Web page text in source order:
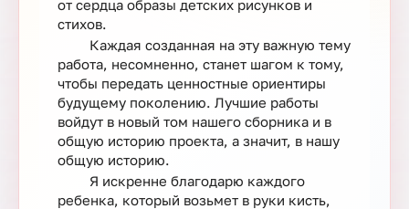
от сердца образы детских рисунков и
стихов.
Каждая созданная на эту важную тему
работа, несомненно, станет шагом к тому,
чтобы передать ценностные ориентиры
будущему поколению. Лучшие работы
войдут в новый том нашего сборника и в
общую историю проекта, а значит, в нашу
общую историю.
Я искренне благодарю каждого
ребенка, который возьмет в руки кисть,